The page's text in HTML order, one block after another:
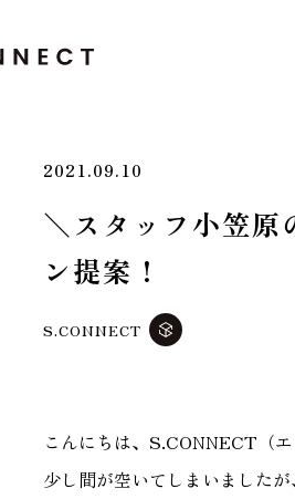
HOME
CASE
施工実績
2021.09.10
＼スタッフ小笠
ン提案！
S.CONNECT
こんにちは、S.CONNECT（エ
少し間が空いてしまいました